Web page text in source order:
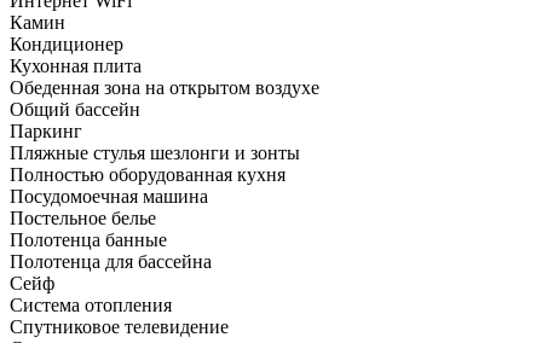
Камин
Кондиционер
Кухонная плита
Обеденная зона на открытом воздухе
Общий бассейн
Паркинг
Пляжные стулья шезлонги и зонты
Полностью оборудованная кухня
Посудомоечная машина
Постельное белье
Полотенца банные
Полотенца для бассейна
Сейф
Система отопления
Спутниковое телевидение